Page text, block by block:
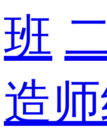
班
造